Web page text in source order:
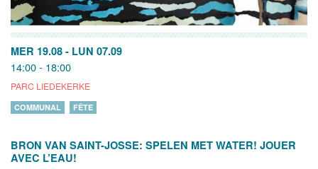
MER 19.08 - LUN 07.09
14:00 - 18:00
PARC LIEDEKERKE
COMMUNAL FÊTE
BRON VAN SAINT-JOSSE: SPELEN MET WATER! JOUER
AVEC L’EAU!